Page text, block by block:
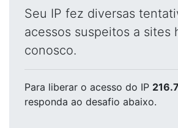
Seu IP fez diversas
acessos suspeitos a sites
conosco.
Para liberar o acesso do IP
responda ao desafio abaixo.